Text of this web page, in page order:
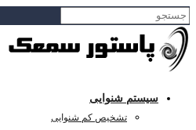
سیستم شنوایی
تشخیص کم شنوایی